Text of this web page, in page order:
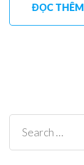
ĐỌC THÊM
Search
for: